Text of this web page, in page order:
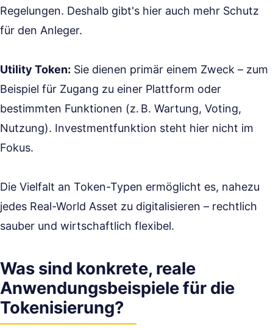
Regelungen. Deshalb gibt's hier auch mehr Schutz
für den Anleger.
Utility Token: Sie dienen primär einem Zweck – zum
Beispiel für Zugang zu einer Plattform oder
bestimmten Funktionen (z. B. Wartung, Voting,
Nutzung). Investmentfunktion steht hier nicht im
Fokus.
Die Vielfalt an Token-Typen ermöglicht es, nahezu
jedes Real-World Asset zu digitalisieren – rechtlich
sauber und wirtschaftlich flexibel.
Was sind konkrete, reale
Anwendungsbeispiele für die
Tokenisierung?